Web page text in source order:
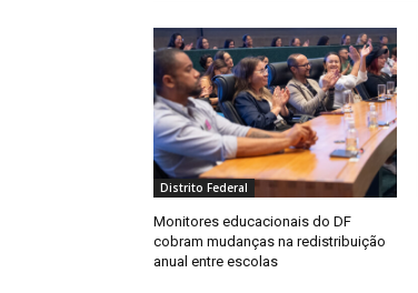
Distrito Federal
Monitores educacionais do DF
cobram mudanças na redistribuição
anual entre escolas